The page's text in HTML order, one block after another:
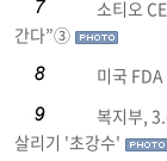
소티오
간다”③
미국
복지부,
살리기 '초강수'